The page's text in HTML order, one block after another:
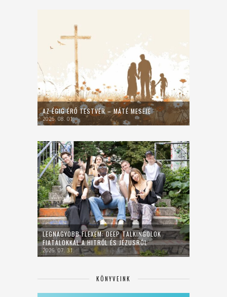
AZ ÉGIG ÉRŐ TESTVÉR – MÁTÉ MESÉJE
2026. 08. 01.
LEGNAGYOBB FLEXEM: DEEP TALKINGOLOK
FIATALOKKAL A HITRŐL ÉS JÉZUSRÓL
2026. 07. 31.
KÖNYVEINK